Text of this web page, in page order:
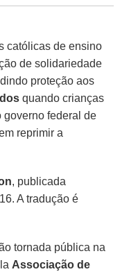
católicas de ensino
de solidariedade
proteção aos
quando crianças
governo federal de
reprimir a
, publicada
A tradução é
tornada pública na
Associação de